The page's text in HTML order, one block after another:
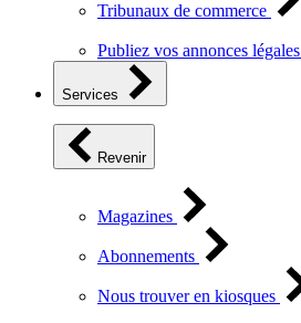
Tribunaux de commerce
Publiez vos annonces légales
Services
Revenir
Magazines
Abonnements
Nous trouver en kiosques